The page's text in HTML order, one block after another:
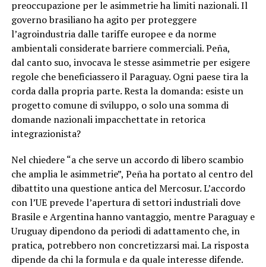
preoccupazione per le asimmetrie ha limiti nazionali. Il
governo brasiliano ha agito per proteggere
l’agroindustria dalle tariffe europee e da norme
ambientali considerate barriere commerciali. Peña,
dal canto suo, invocava le stesse asimmetrie per esigere
regole che beneficiassero il Paraguay. Ogni paese tira la
corda dalla propria parte. Resta la domanda: esiste un
progetto comune di sviluppo, o solo una somma di
domande nazionali impacchettate in retorica
integrazionista?
Nel chiedere “a che serve un accordo di libero scambio
che amplia le asimmetrie”, Peña ha portato al centro del
dibattito una questione antica del Mercosur. L’accordo
con l’UE prevede l’apertura di settori industriali dove
Brasile e Argentina hanno vantaggio, mentre Paraguay e
Uruguay dipendono da periodi di adattamento che, in
pratica, potrebbero non concretizzarsi mai. La risposta
dipende da chi la formula e da quale interesse difende.